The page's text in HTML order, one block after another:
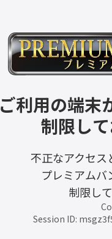
ご利用の端末
制限して
不正なアクセス
プレミアムバ
制限し
Session ID: